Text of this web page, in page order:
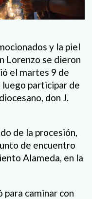
y la piel
Lorenzo se dieron
el martes 9 de
luego participar de
don J.
de la procesión,
de encuentro
Alameda, en la
caminar con